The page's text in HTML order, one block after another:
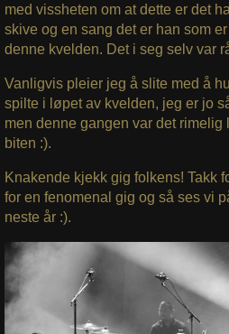
med vissheten om at dette er det
skive og en sang det er han som
denne kvelden. Det i seg selv var
Vanligvis pleier jeg å slite med å
spilte i løpet av kvelden, jeg er jo
men denne gangen var det rimelig
biten :).
Knakende kjekk gig folkens! Takk
for en fenomenal gig og så ses vi
neste år :).